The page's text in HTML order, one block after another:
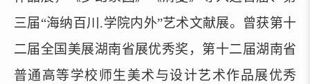
三届“海纳百川.学院内外”艺术文献展。曾获第十
二届全国美展湖南省展优秀奖，第十二届湖南省
普通高等学校师生美术与设计艺术作品展优秀